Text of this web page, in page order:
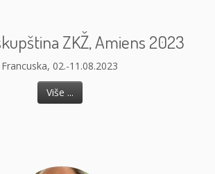
ZKŽ, Amiens 2023
Francuska, 02.-11.08.2023
Više ...